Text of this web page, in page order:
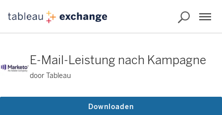
E-Mail-Leistung nach Kampagne
door Tableau
Downloaden